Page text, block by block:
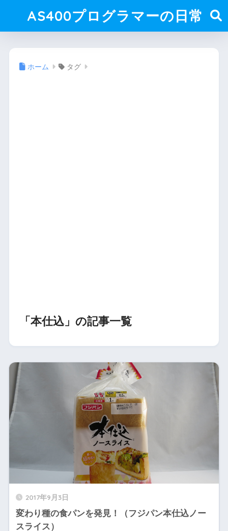
AS400プログラマーの日常
ホーム タグ
「本仕込」の記事一覧
2017年9月3日
変わり種の食パンを発見！（フジパン本仕込ノー
スライス）